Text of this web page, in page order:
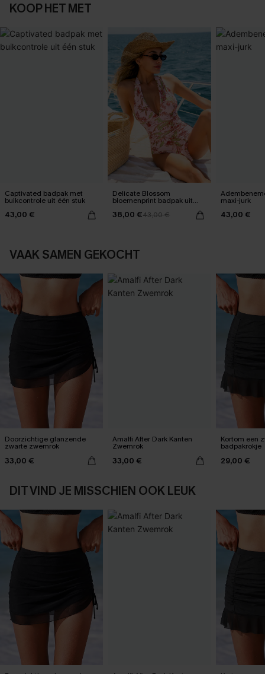
KOOP HET MET
Captivated badpak met
buikcontrole uit één stuk
43,00 €
Delicate Blossom
bloemenprint badpak uit
38,00 €43,00 €
maxi-jurk
43,00 €
VAAK SAMEN GEKOCHT
Doorzichtige glanzende
zwarte zwemrok
33,00 €
Amalfi After Dark Kanten
Zwemrok
33,00 €
Kortom een
badpakrokje
29,00 €
DIT VIND JE MISSCHIEN OOK LEUK